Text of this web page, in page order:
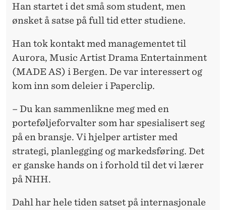
Han startet i det små som student, men
ønsket å satse på full tid etter studiene.
Han tok kontakt med managementet til
Aurora, Music Artist Drama Entertainment
(MADE AS) i Bergen. De var interessert og
kom inn som deleier i Paperclip.
– Du kan sammenlikne meg med en
porteføljeforvalter som har spesialisert seg
på en bransje. Vi hjelper artister med
strategi, planlegging og markedsføring. Det
er ganske hands on i forhold til det vi lærer
på NHH.
Dahl har hele tiden satset på internasjonale